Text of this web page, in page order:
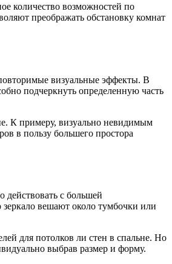
количество возможностей по
преображать обстановку комнат
визуальные эффекты. В
подчеркнуть определенную часть
К примеру, визуально невидимым
в пользу большего простора
действовать с большей
вешают около тумбочки или
для потолков ли стен в спальне. Но
выбрав размер и форму.